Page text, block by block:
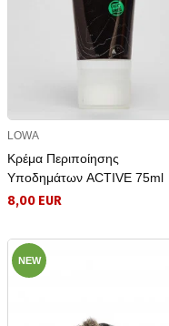
LOWA
Κρέμα Περιποίησης
Υποδημάτων ACTIVE 75ml
8,00 EUR
NEW